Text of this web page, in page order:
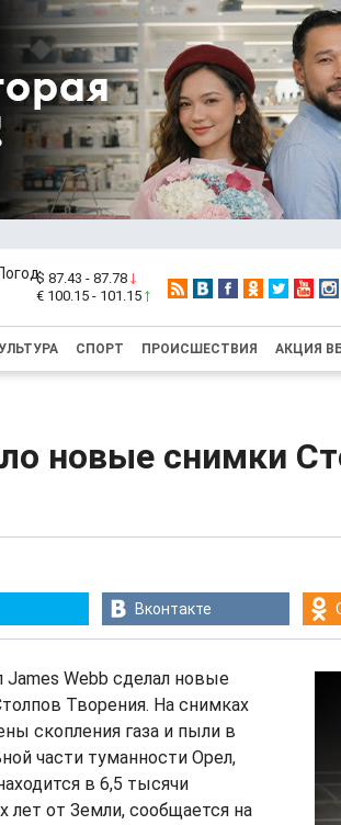
$ 87.43 - 87.78
€ 100.15 - 101.15
СПОРТ ПРОИСШЕСТВИЯ АКЦИЯ
новые снимки
Вконтакте
James Webb сделал новые
Творения. На снимках
скопления газа и пыли в
части туманности Орел,
в 6,5 тысячи
лет от Земли, сообщается на